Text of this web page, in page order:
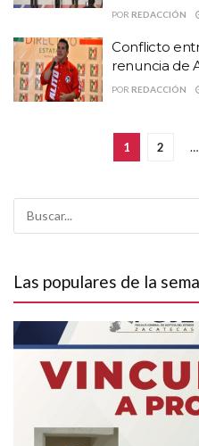
POR REDACCIÓN
Conflicto
renuncia de
POR REDACCIÓN
1 2 …
Las populares de la